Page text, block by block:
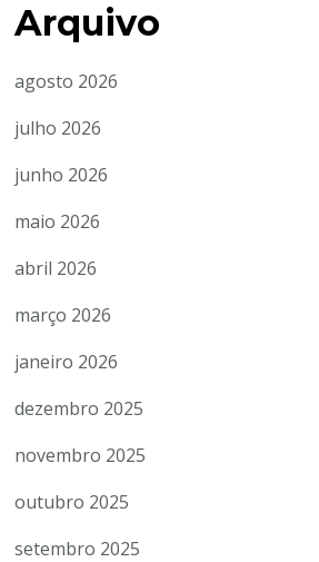
Arquivo
agosto 2026
julho 2026
junho 2026
maio 2026
abril 2026
março 2026
janeiro 2026
dezembro 2025
novembro 2025
outubro 2025
setembro 2025